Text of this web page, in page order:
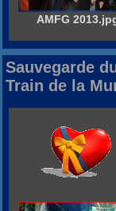
AMFG
Sauvegarde
Train de la